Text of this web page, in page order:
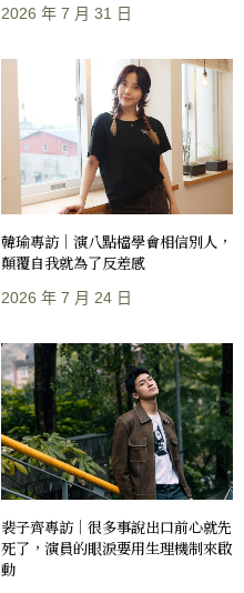
2026 年 7 月 31 日
韓瑜專訪｜演八點檔學會相信別人，
顛覆自我就為了反差感
2026 年 7 月 24 日
裴子齊專訪｜很多事說出口前心就先
死了，演員的眼淚要用生理機制來啟
動